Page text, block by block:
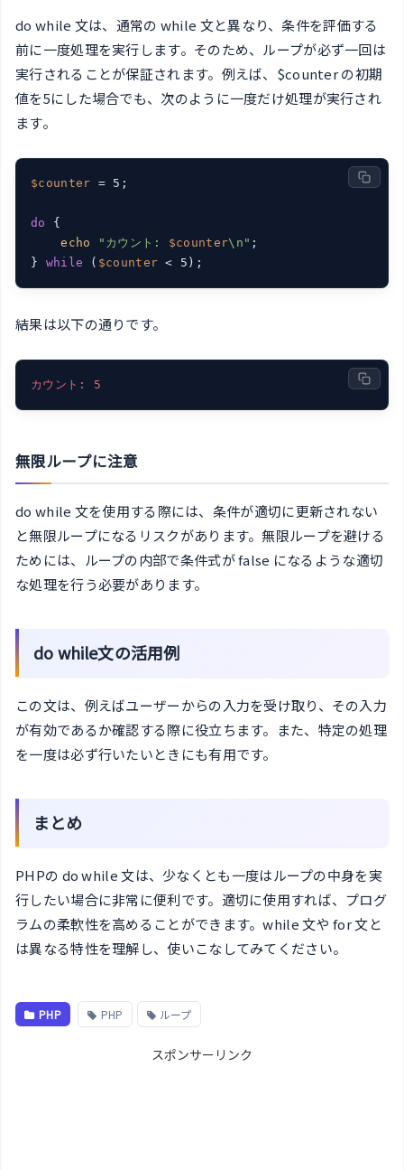
do while 文は、通常の while 文と異なり、条件を評価する
前に一度処理を実行します。そのため、ループが必ず一回は
実行されることが保証されます。例えば、$counter の初期
値を5にした場合でも、次のように一度だけ処理が実行され
ます。
$counter = 5;
do
{
echo
"カウント: $counter\n" ;
} while ( $counter < 5);
結果は以下の通りです。
カウント: 5
無限ループに注意
do while 文を使用する際には、条件が適切に更新されない
と無限ループになるリスクがあります。無限ループを避ける
ためには、ループの内部で条件式が false になるような適切
な処理を行う必要があります。
do while文の活用例
この文は、例えばユーザーからの入力を受け取り、その入力
が有効であるか確認する際に役立ちます。また、特定の処理
を一度は必ず行いたいときにも有用です。
まとめ
PHPの do while 文は、少なくとも一度はループの中身を実
行したい場合に非常に便利です。適切に使用すれば、プログ
ラムの柔軟性を高めることができます。while 文や for 文と
は異なる特性を理解し、使いこなしてみてください。
PHP PHP ループ
スポンサーリンク